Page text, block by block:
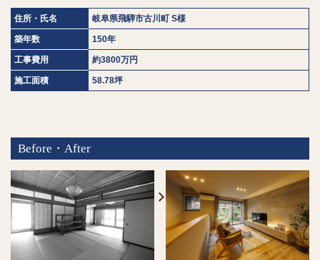
住所・氏名 岐阜県飛騨市古川町 S様
築年数 150年
工事費用 約3800万円
施工面積 58.78坪
Before・After